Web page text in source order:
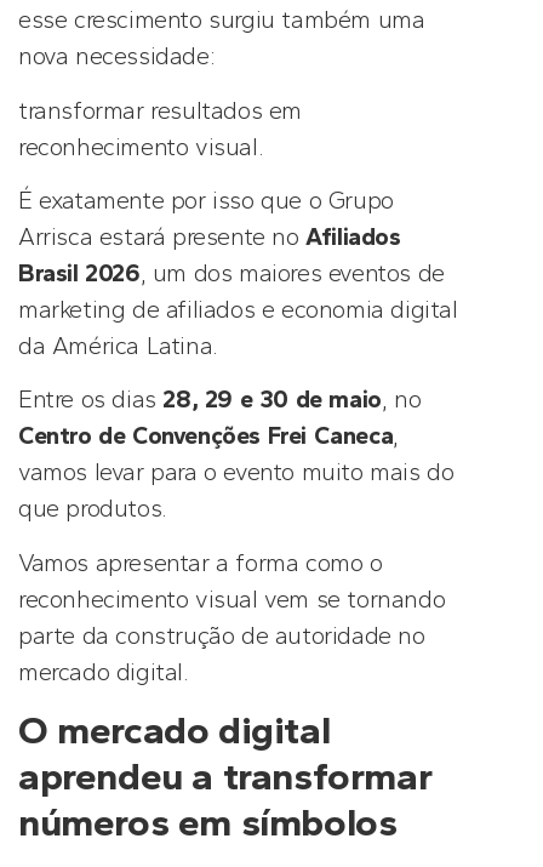
esse crescimento surgiu também uma
nova necessidade:
transformar resultados em
reconhecimento visual.
É exatamente por isso que o Grupo
Arrisca estará presente noAfiliados
Brasil 2026, um dos maiores eventos de
marketing de afiliados e economia digital
da América Latina.
Entre os dias 28, 29 e 30 de maio, no
Centro de Convenções Frei Caneca,
vamos levar para o evento muito mais do
que produtos.
Vamos apresentar a forma como o
reconhecimento visual vem se tornando
parte da construção de autoridade no
mercado digital.
O mercado digital
aprendeu a transformar
números em símbolos